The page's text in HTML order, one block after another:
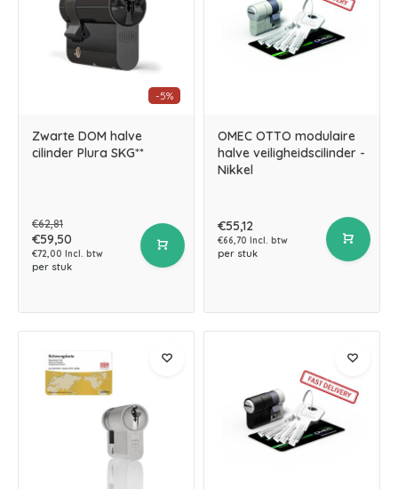
-5%
Zwarte DOM halve
cilinder Plura SKG**
€62,81
€59,50
€72,00 Incl. btw
per stuk
OMEC OTTO modulaire
halve veiligheidscilinder -
Nikkel
€55,12
€66,70 Incl. btw
per stuk